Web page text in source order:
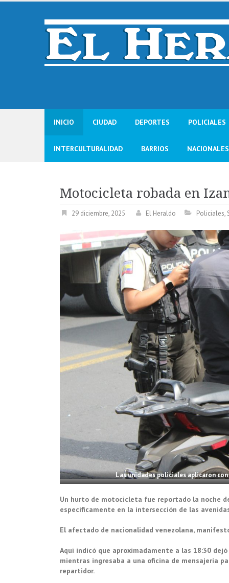
Skip
INICIO CIUDAD DEPORTES POLICIALES
INTERCULTURALIDAD BARRIOS NACIONALES
Motocicleta robada en
29 diciembre, 2025 El Heraldo Policiales,
Las unidades policiales aplicaron
Un hurto de motocicleta fue reportado la noche
específicamente en la intersección de las
El afectado de nacionalidad venezolana,
Aquí indicó que aproximadamente a las 18:30
mientras ingresaba a una oficina de mensajería
repartidor.